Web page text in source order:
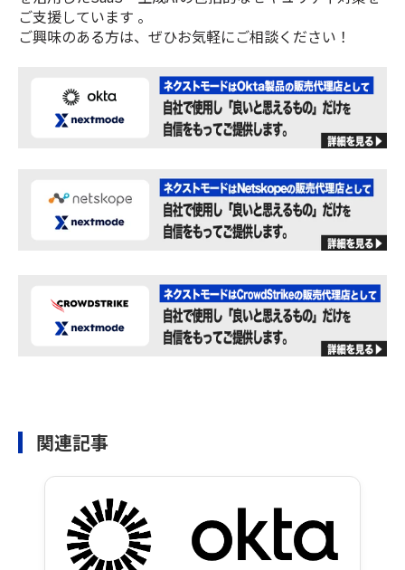
ご支援しています 。
ご興味のある方は、ぜひお気軽にご相談ください！
関連記事